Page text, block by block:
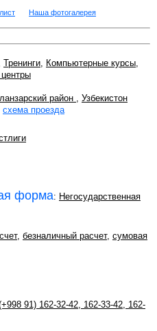
Наша фотогалерея
Тренинги, Компьютерные курсы,
район , Узбекистон
схема проезда
форма: Негосударственная
, безналичный расчет, сумовая
91) 162-32-42 162-33-42 162-